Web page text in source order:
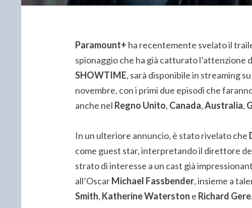
Paramount+ ha recentemente svelato il
spionaggio che ha già catturato l’attenzione
SHOWTIME, sarà disponibile in streaming
novembre, con i primi due episodi che
anche nel Regno Unito, Canada,Australia,
In un ulteriore annuncio, è stato rivelato che
come guest star, interpretando il direttore
strato di interesse a un cast già
all’OscarMichael Fassbender, insieme a
Smith, Katherine Waterston e Richard Gere.